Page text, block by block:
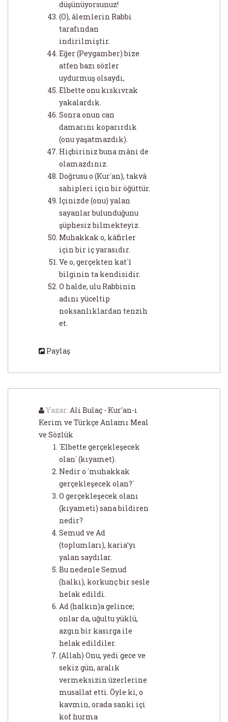
düşünüyorsunuz!
(O), âlemlerin Rabbi
tarafından
indirilmiştir.
Eğer (Peygamber) bize
atfen bazı sözler
uydurmuş olsaydı,
Elbette onu kıskıvrak
yakalardık.
Sonra onun can
damarını koparırdık
(onu yaşatmazdık).
Hiçbiriniz buna mâni de
olamazdınız.
Doğrusu o (Kur´an), takvâ
sahipleri için bir öğüttür.
İçinizde (onu) yalan
sayanlar bulunduğunu
şüphesiz bilmekteyiz.
Muhakkak o, kâfirler
için bir iç yarasıdır.
Ve o, gerçekten kat´î
bilginin ta kendisidir.
O halde, ulu Rabbinin
adını yüceltip
noksanlıklardan tenzih
et.
Paylaş
Yazar: Ali Bulaç - Kur'an-ı
Kerim ve Türkçe Anlamı Meal
ve Sözlük
´Elbette gerçekleşecek
olan´ (kıyamet).
Nedir o ´muhakkak
gerçekleşecek olan?´
O gerçekleşecek olanı
(kıyameti) sana bildiren
nedir?
Semud ve Ad
(toplumları), karia’yı
yalan saydılar.
Bu nedenle Semud
(halkı), korkunç bir sesle
helak edildi.
Ad (halkın)a gelince;
onlar da, uğultu yüklü,
azgın bir kasırga ile
helak edildiler.
(Allah) Onu, yedi gece ve
sekiz gün, aralık
vermeksizin üzerlerine
musallat etti. Öyle ki, o
kavmin, orada sanki içi
kof hurma